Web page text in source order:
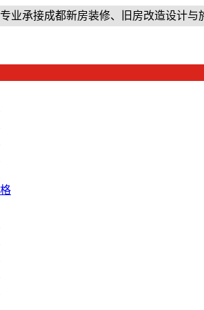
业承接成都新房装修、旧房改造设计与